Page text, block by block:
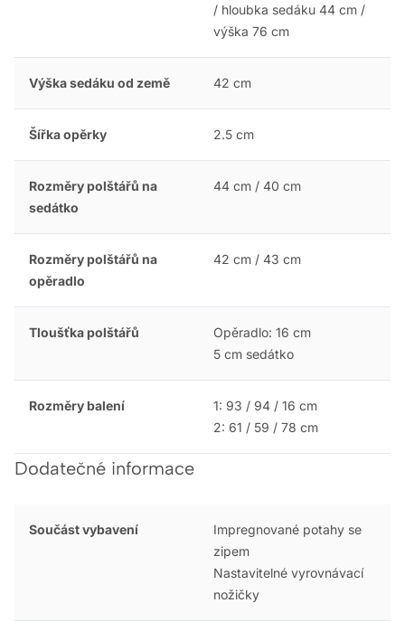
/ hloubka sedáku 44 cm /
výška 76 cm
Výška sedáku od země 42 cm
Šířka opěrky 2.5 cm
Rozměry polštářů na
sedátko
44 cm / 40 cm
Rozměry polštářů na
opěradlo
42 cm / 43 cm
Tloušťka polštářů
Opěradlo: 16 cm
5 cm sedátko
Rozměry balení
1: 93 / 94 / 16 cm
2: 61 / 59 / 78 cm
Dodatečné informace
Součást vybavení
Impregnované potahy se
zipem
Nastavitelné vyrovnávací
nožičky